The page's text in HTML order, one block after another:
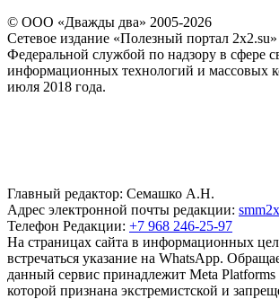
© ООО «Дважды два» 2005-2026
Сетевое издание «Полезный портал 2x2.su»
Федеральной службой по надзору в сфере
информационных технологий и массовых
июля 2018 года.
Главный редактор: Семашко А.Н.
Адрес электронной почты редакции:
Телефон Редакции: +7 968 246-25-97
На страницах сайта в информационных
встречаться указание на WhatsApp.
данный сервис принадлежит Meta Platforms
которой признана экстремистской и